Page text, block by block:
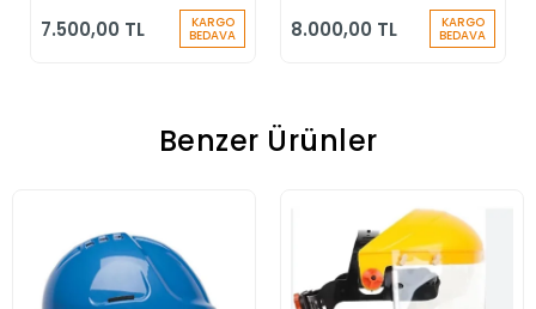
Durdurucu Keskin
7.500,00 TL KARGO
BEDAVA
Durdurucu
8.000,00 TL KARGO
BEDAVA
Benzer Ürünler